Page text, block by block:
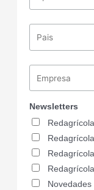
Newsletters